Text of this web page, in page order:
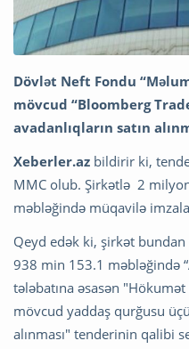
Dövlət Neft Fondu
mövcud “Bloomberg
avadanlıqların satın
Xeberler.az bildirir ki,
MMC olub. Şirkətlə 2
məbləğində müqavilə
Qeyd edək ki, şirkət
938 min 153.1 məbləğində
tələbatına əsasən
mövcud yaddaş qurğusu
alınması" tenderinin qalibi